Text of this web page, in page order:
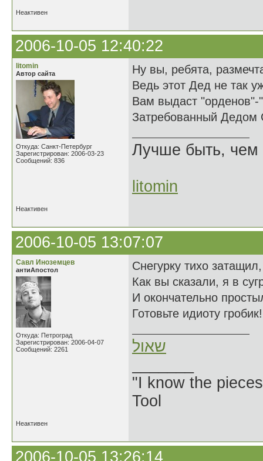
Неактивен
2006-10-05 12:40:22
litomin
Автор сайта
Откуда: Санкт-Петербург
Зарегистрирован: 2006-03-23
Сообщений: 836
Ну вы, ребята,
Ведь этот Дед не так
Вам выдаст "орденов"-
Затребованный
Лучше быть, чем
litomin
Неактивен
2006-10-05 13:07:07
Савл Иноземцев
антиАпостол
Откуда: Петроград
Зарегистрирован: 2006-04-07
Сообщений: 2261
Снегурку тихо затащил,
Как вы сказали, я в
И окончательно
Готовьте идиоту гробик!
שאול
"I know the
Tool
Неактивен
2006-10-05 13:26:14